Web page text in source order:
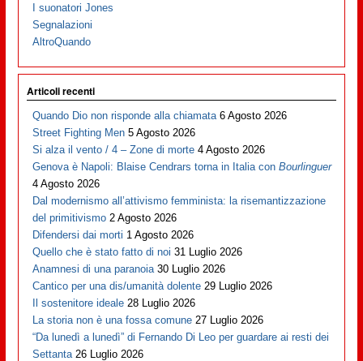
I suonatori Jones
Segnalazioni
AltroQuando
Articoli recenti
Quando Dio non risponde alla chiamata 6 Agosto 2026
Street Fighting Men 5 Agosto 2026
Si alza il vento / 4 – Zone di morte 4 Agosto 2026
Genova è Napoli: Blaise Cendrars torna in Italia conBourlinguer
4 Agosto 2026
Dal modernismo all’attivismo femminista: la risemantizzazione
del primitivismo 2 Agosto 2026
Difendersi dai morti 1 Agosto 2026
Quello che è stato fatto di noi 31 Luglio 2026
Anamnesi di una paranoia 30 Luglio 2026
Cantico per una dis/umanità dolente 29 Luglio 2026
Il sostenitore ideale 28 Luglio 2026
La storia non è una fossa comune 27 Luglio 2026
“Da lunedì a lunedì” di Fernando Di Leo per guardare ai resti dei
Settanta 26 Luglio 2026